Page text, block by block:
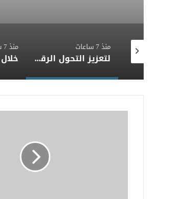
التعليم العالي: 29 ألف طالب سجلوا رغباتهم في تنسيق المرحلة الأولى للقبول بالجامعات
منذ 7 ساعات
لتعزيز التحول الرقمي والتطوير المؤسسي.. “القومي للأشخاص ذوي الإعاقة” يعمل على تطوير موقعه الإلكتروني ليصبح منصة رقمية متكاملة تدعم حوكمة ملف الإعاقة في مصر
منذ 7 ساعات